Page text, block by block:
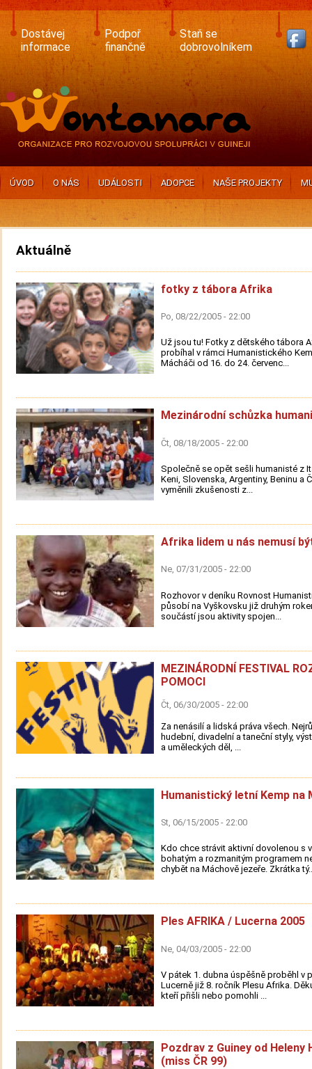
Skip
main
content
Dostávej
informace
Podpoř
finančně
Staň se
dobrovolníkem
ÚVOD O NÁS UDÁLOSTI ADOPCE NAŠE PROJEKTY
Aktuálně
fotky z tábora Afrika
Po, 08/22/2005 - 22:00
Už jsou tu! Fotky z dětského tábora
probíhal v rámci Humanistického
Mácháči od 16. do 24. červenc...
Mezinárodní schůzka
Čt, 08/18/2005 - 22:00
Společně se opět sešli humanisté z
Keni, Slovenska, Argentiny, Beninu a
vyměnili zkušenosti z...
Afrika lidem u nás nemusí
Ne, 07/31/2005 - 22:00
Rozhovor v deníku Rovnost
působí na Vyškovsku již druhým
součástí jsou aktivity spojen...
MEZINÁRODNÍ FESTIVAL
POMOCI
Čt, 06/30/2005 - 22:00
Za nenásilí a lidská práva všech.
hudební, divadelní a taneční styly,
a uměleckých děl, ...
Humanistický letní Kemp na
St, 06/15/2005 - 22:00
Kdo chce strávit aktivní dovolenou s
bohatým a rozmanitým programem
chybět na Máchově jezeře. Zkrátka
Ples AFRIKA / Lucerna 2005
Ne, 04/03/2005 - 22:00
V pátek 1. dubna úspěšně proběhl v
Lucerně již 8. ročník Plesu Afrika.
kteří přišli nebo pomohli ...
Pozdrav z Guiney od Heleny
(miss ČR 99)